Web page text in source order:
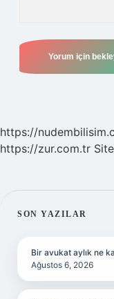
https://
https://zur.com.tr
SON YAZILAR
Bir avukat aylık ne
Ağustos 6, 2026